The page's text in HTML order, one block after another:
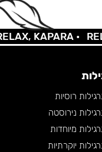
KAPARA •
רוסיות
נירוסטה
מיוחדות
יוקרתיות